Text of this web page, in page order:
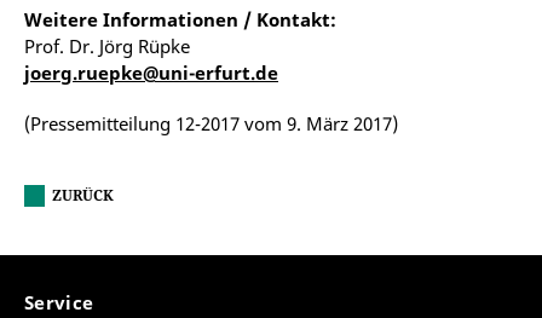
Weitere Informationen / Kontakt:
Prof. Dr. Jörg Rüpke
joerg.ruepke@uni-erfurt.de
(Pressemitteilung 12-2017 vom 9. März 2017)
ZURÜCK
Service